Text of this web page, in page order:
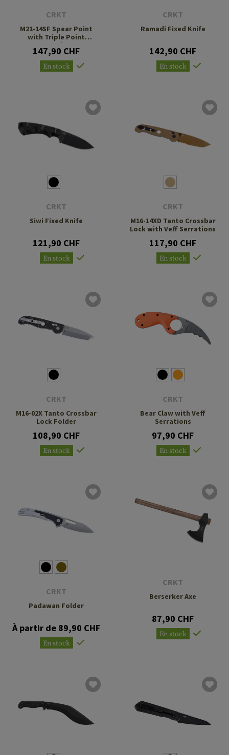
CRKT
M21-14SF Spear Point
with Triple Point
Serrations
147,90 CHF
En stock
CRKT
Ramadi Fixed Knife
142,90 CHF
En stock
CRKT
Siwi Fixed Knife
121,90 CHF
En stock
CRKT
M16-14XD Tanto Crossbar
Lock with Veff Serrations
117,90 CHF
En stock
CRKT
M16-02X Tanto Crossbar
Lock Folder
108,90 CHF
En stock
CRKT
Bear Claw with Veff
Serrations
97,90 CHF
En stock
CRKT
Padawan Folder
À partir de 89,90 CHF
En stock
CRKT
Berserker Axe
87,90 CHF
En stock